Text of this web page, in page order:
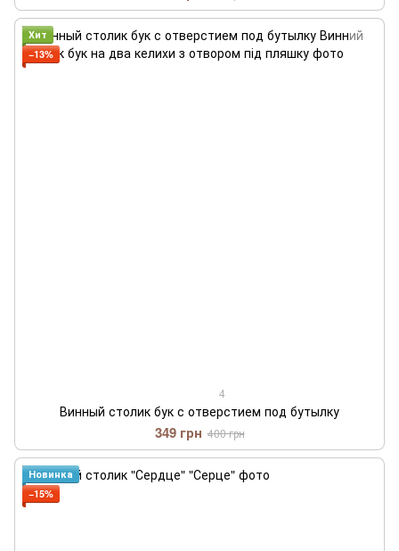
Хит
−13%
4
Винный столик бук с отверстием под бутылку
349 грн 400 грн
Новинка
−15%